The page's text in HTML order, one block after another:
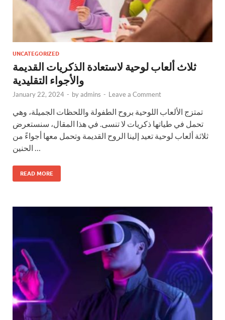
UNCATEGORIZED
ثلاث ألعاب لوحية لاستعادة الذكريات القديمة
والأجواء التقليدية
January 22, 2024 - byadmins - Leave a Comment
تمتزج الألعاب اللوحية بروح الطفولة واللحظات الجميلة، وهي
تحمل في طياتها ذكريات لا تنسى. في هذا المقال، سنستعرض
ثلاثة ألعاب لوحية تعيد إلينا الروح القديمة وتحمل معها أجواءً من
الحنين …
READ MORE